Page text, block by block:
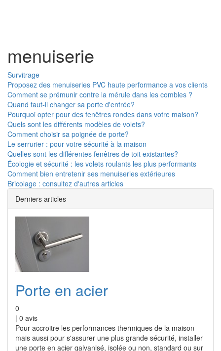
menuiserie
Survitrage
Proposez des menuiseries PVC haute performance a vos clients
Comment se prémunir contre la mérule dans les combles ?
Quand faut-il changer sa porte d'entrée?
Pourquoi opter pour des fenêtres rondes dans votre maison?
Quels sont les différents modèles de volets?
Comment choisir sa poignée de porte?
Le serrurier : pour votre sécurité à la maison
Quelles sont les différentes fenêtres de toit existantes?
Écologie et sécurité : les volets roulants les plus performants
Comment bien entretenir ses menuiseries extérieures
Bricolage : consultez d'autres articles
Derniers articles
Porte en acier
0
| 0 avis
Pour accroitre les performances thermiques de la maison
mais aussi pour s'assurer une plus grande sécurité, installer
une porte en acier galvanisé, isolée ou non, standard ou sur